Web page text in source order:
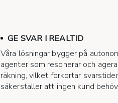
GE SVAR I REALTID
Våra lösningar bygger på
agenter som resonerar och
räkning, vilket förkortar
säkerställer att ingen kund